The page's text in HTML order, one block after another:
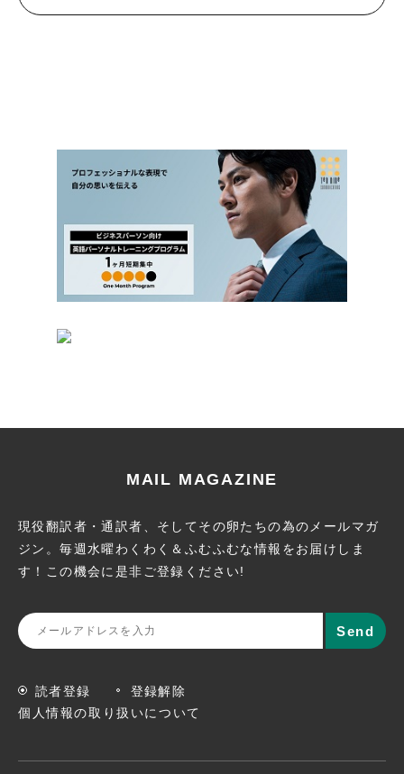
MAIL MAGAZINE
現役翻訳者・通訳者、そしてその卵たちの為のメールマガ
ジン。毎週水曜わくわく＆ふむふむな情報をお届けしま
す！この機会に 是非ご登録ください!
読者登録
登録解除
個人情報の取り扱いについて